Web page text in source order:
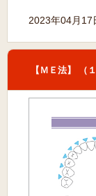
2023年04月17
【ＭＥ法】 （